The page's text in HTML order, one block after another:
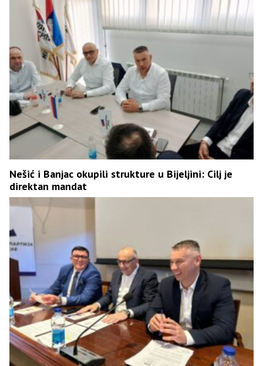
Nešić i Banjac okupili strukture u Bijeljini: Cilj je
direktan mandat